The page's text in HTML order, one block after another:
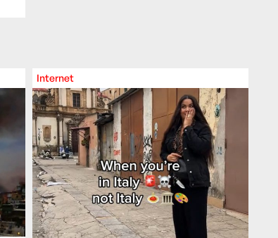
Internet